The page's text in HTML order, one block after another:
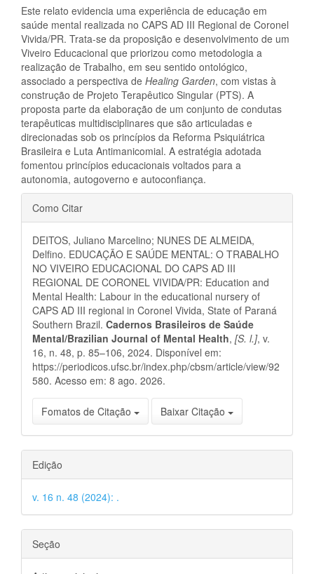
Este relato evidencia uma experiência de educação em
saúde mental realizada no CAPS AD III Regional de Coronel
Vivida/PR. Trata-se da proposição e desenvolvimento de um
Viveiro Educacional que priorizou como metodologia a
realização de Trabalho, em seu sentido ontológico,
associado a perspectiva de Healing Garden, com vistas à
construção de Projeto Terapêutico Singular (PTS). A
proposta parte da elaboração de um conjunto de condutas
terapêuticas multidisciplinares que são articuladas e
direcionadas sob os princípios da Reforma Psiquiátrica
Brasileira e Luta Antimanicomial. A estratégia adotada
fomentou princípios educacionais voltados para a
autonomia, autogoverno e autoconfiança.
Detalhes
do
artigo
Como Citar
DEITOS, Juliano Marcelino; NUNES DE ALMEIDA,
Delfino. EDUCAÇÃO E SAÚDE MENTAL: O TRABALHO
NO VIVEIRO EDUCACIONAL DO CAPS AD III
REGIONAL DE CORONEL VIVIDA/PR: Education and
Mental Health: Labour in the educational nursery of
CAPS AD III regional in Coronel Vivida, State of Paraná
Southern Brazil. Cadernos Brasileiros de Saúde
Mental/Brazilian Journal of Mental Health, [S. l.], v.
16, n. 48, p. 85–106, 2024. Disponível em:
https://periodicos.ufsc.br/index.php/cbsm/article/view/92
580. Acesso em: 8 ago. 2026.
Fomatos de Citação Baixar Citação
Edição
v. 16 n. 48 (2024): .
Seção